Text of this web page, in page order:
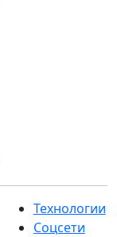
Технологии
Соцсети